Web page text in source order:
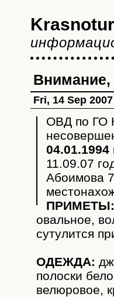
Внимание,
Fri, 14 Sep
ОВД по ГО
11.09.07
Абоимова
ПРИМЕТЫ:
овальное,
сутулится
ОДЕЖДА:
полоски
велюровое,